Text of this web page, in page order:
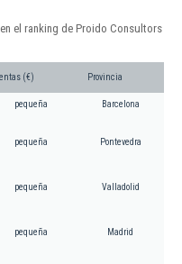
el ranking de Proido Consultors
(€) Provincia
pequeña Barcelona
pequeña Pontevedra
pequeña Valladolid
pequeña Madrid